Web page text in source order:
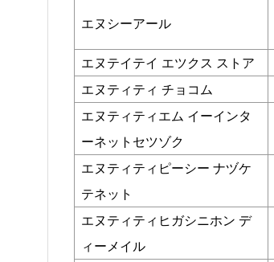
エヌシーアール
エヌテイテイ エツクス ストア
エヌティティ チョコム
エヌティティエム イーインタ
ーネットセツゾク
エヌティティピーシー ナヅケ
テネット
エヌティティヒガシニホン デ
ィーメイル